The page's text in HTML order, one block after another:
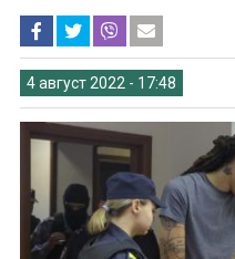
4 август 2022 - 17:48